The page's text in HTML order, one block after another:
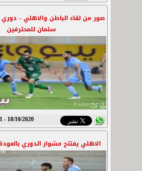
صور من لقاء الباطن والاهلي – دوري
سلمان للمحترفين
18/10/2020 - 8:11 م
الاهلي يفتتح مشوار الدوري